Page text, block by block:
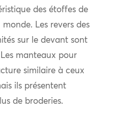
des étoffes de
Les revers des
sur le devant sont
manteaux pour
similaire à ceux
ils présentent
de broderies.